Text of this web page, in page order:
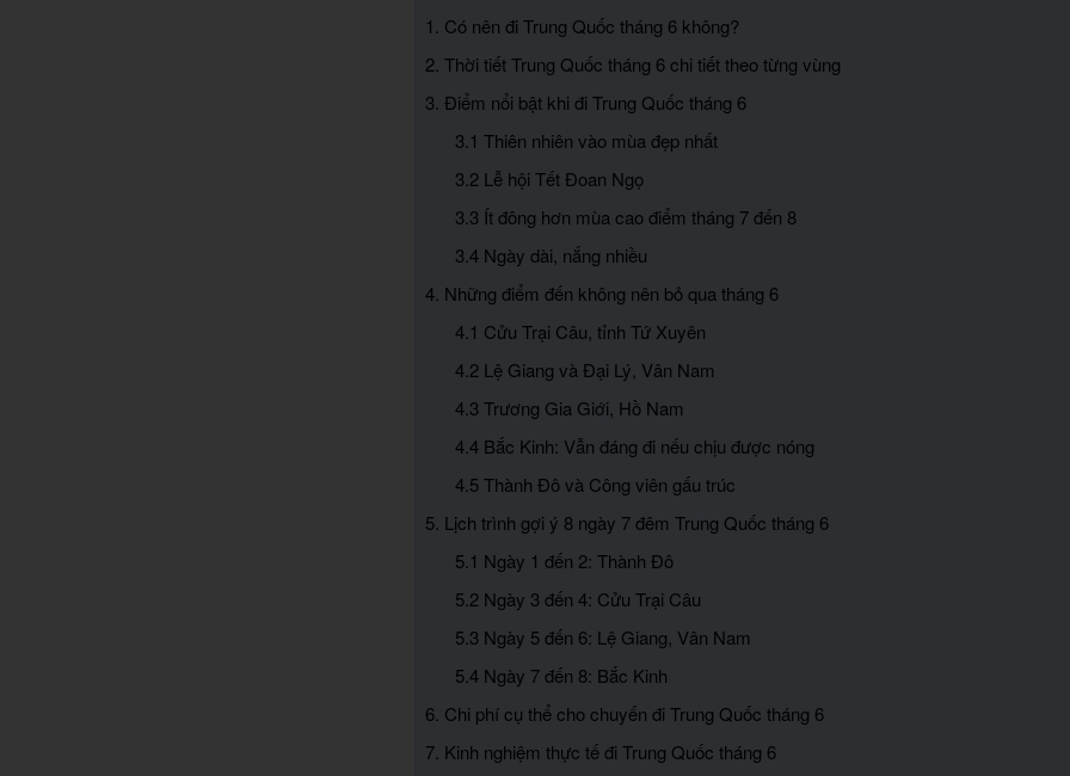
1. Có nên đi Trung Quốc tháng 6 không?
2. Thời tiết Trung Quốc tháng 6 chi tiết theo từng vùng
3. Điểm nổi bật khi đi Trung Quốc tháng 6
3.1 Thiên nhiên vào mùa đẹp nhất
3.2 Lễ hội Tết Đoan Ngọ
3.3 Ít đông hơn mùa cao điểm tháng 7 đến 8
3.4 Ngày dài, nắng nhiều
4. Những điểm đến không nên bỏ qua tháng 6
4.1 Cửu Trại Câu, tỉnh Tứ Xuyên
4.2 Lệ Giang và Đại Lý, Vân Nam
4.3 Trương Gia Giới, Hồ Nam
4.4 Bắc Kinh: Vẫn đáng đi nếu chịu được nóng
4.5 Thành Đô và Công viên gấu trúc
5. Lịch trình gợi ý 8 ngày 7 đêm Trung Quốc tháng 6
5.1 Ngày 1 đến 2: Thành Đô
5.2 Ngày 3 đến 4: Cửu Trại Câu
5.3 Ngày 5 đến 6: Lệ Giang, Vân Nam
5.4 Ngày 7 đến 8: Bắc Kinh
6. Chi phí cụ thể cho chuyến đi Trung Quốc tháng 6
7. Kinh nghiệm thực tế đi Trung Quốc tháng 6